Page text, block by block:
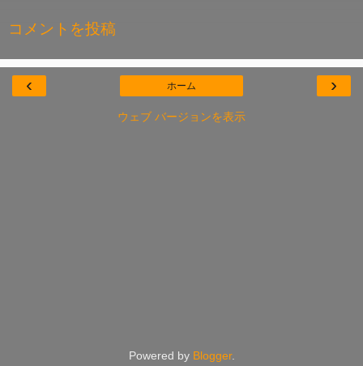
コメントを投稿
‹ ›
ホーム
ウェブ バージョンを表示
Powered by Blogger.